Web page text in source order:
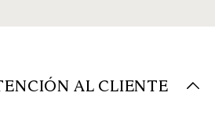
AL CLIENTE